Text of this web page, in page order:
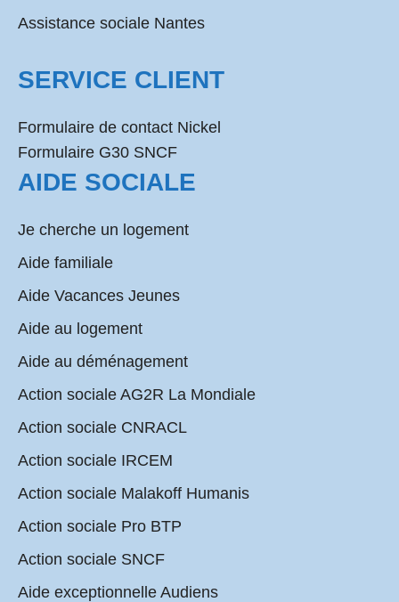
Assistance sociale Nantes
SERVICE CLIENT
Formulaire de contact Nickel
Formulaire G30 SNCF
AIDE SOCIALE
Je cherche un logement
Aide familiale
Aide Vacances Jeunes
Aide au logement
Aide au déménagement
Action sociale AG2R La Mondiale
Action sociale CNRACL
Action sociale IRCEM
Action sociale Malakoff Humanis
Action sociale Pro BTP
Action sociale SNCF
Aide exceptionnelle Audiens